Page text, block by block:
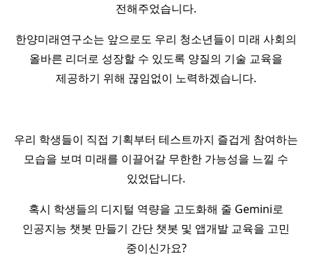
전해주었습니다.
한양미래연구소는 앞으로도 우리 청소년들이 미래 사회의
올바른 리더로 성장할 수 있도록 양질의 기술 교육을
제공하기 위해 끊임없이 노력하겠습니다.
우리 학생들이 직접 기획부터 테스트까지 즐겁게 참여하는
모습을 보며 미래를 이끌어갈 무한한 가능성을 느낄 수
있었답니다.
혹시 학생들의 디지털 역량을 고도화해 줄 Gemini로
인공지능 챗봇 만들기 간단 챗봇 및 앱개발 교육을 고민
중이신가요?